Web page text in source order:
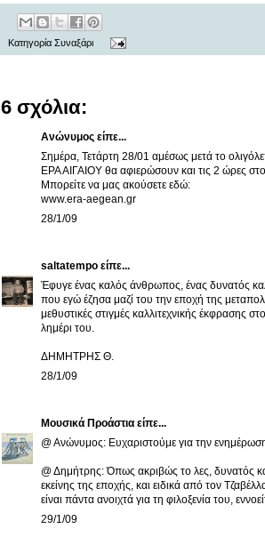
Κατηγορία Συναξάρι
6 σχόλια:
Ανώνυμος είπε...
Σημέρα, Τετάρτη 28/01 αμέσως μετά το
ΕΡΑ ΑΙΓΑΙΟΥ θα αφιερώσουν και τις 2 ώρες
Μπορείτε να μας ακούσετε εδώ:
www.era-aegean.gr
28/1/09
saltatempo είπε...
Έφυγε ένας καλός άνθρωπος, ένας δυνατός
που εγώ έζησα μαζί του την εποχή της
μεθυστικές στιγμές καλλιτεχνικής έκφρασης
λημέρι του.
ΔΗΜΗΤΡΗΣ Θ.
28/1/09
Μουσικά Προάστια είπε...
@ Ανώνυμος: Ευχαριστούμε για την
@ Δημήτρης: Όπως ακριβώς το λες, δυνατός
εκείνης της εποχής, και ειδικά από τον
είναι πάντα ανοιχτά για τη φιλοξενία του,
29/1/09